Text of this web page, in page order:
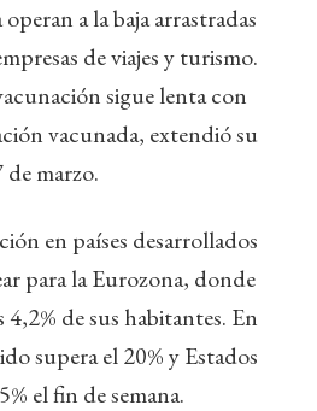
a la baja arrastradas
de viajes y turismo.
sigue lenta con
vacunada, extendió su
de marzo.
en países desarrollados
para la Eurozona, donde
de sus habitantes. En
supera el 20% y Estados
el fin de semana.